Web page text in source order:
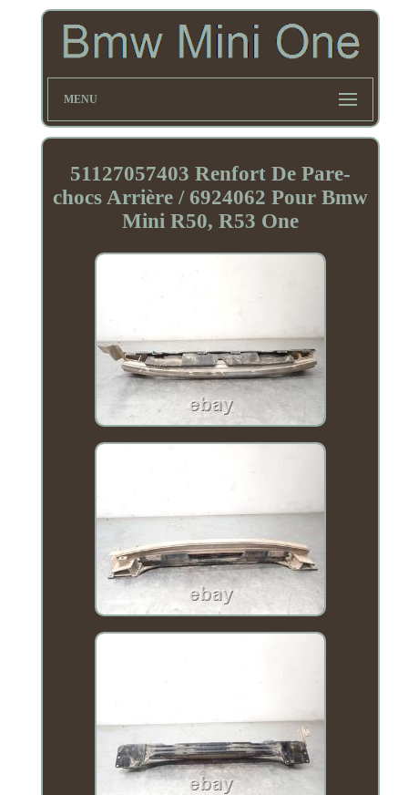
MENU
51127057403 Renfort De Pare-
chocs Arrière / 6924062 Pour Bmw
Mini R50, R53 One